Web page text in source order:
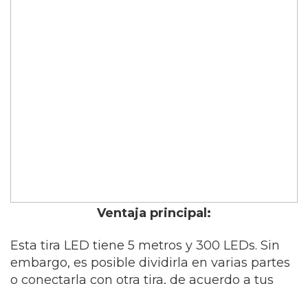
Ventaja principal:
Esta tira LED tiene 5 metros y 300 LEDs. Sin
embargo, es posible dividirla en varias partes
o conectarla con otra tira, de acuerdo a tus